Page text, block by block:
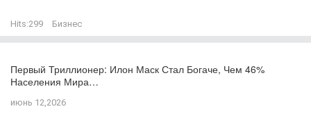
Hits:299 Бизнес
Первый Триллионер: Илон Маск Стал Богаче, Чем 46%
Населения Мира…
июнь 12,2026